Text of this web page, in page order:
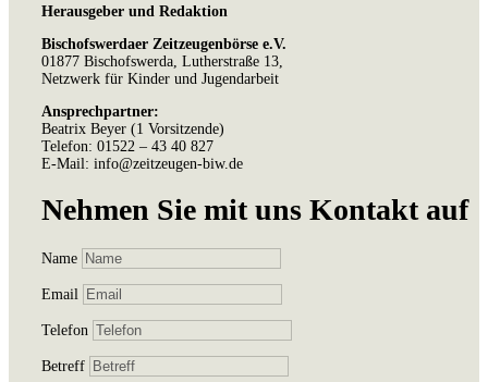
Herausgeber und Redaktion
Bischofswerdaer Zeitzeugenbörse e.V.
01877 Bischofswerda, Lutherstraße 13,
Netzwerk für Kinder und Jugendarbeit
Ansprechpartner:
Beatrix Beyer (1 Vorsitzende)
Telefon: 01522 – 43 40 827
E-Mail: info@zeitzeugen-biw.de
Nehmen Sie mit uns Kontakt auf
Name
Email
Telefon
Betreff